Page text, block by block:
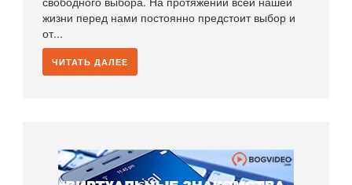
жизни перед нами постоянно предстоит выбор и
от...
ЧИТАТЬ ДАЛЕЕ